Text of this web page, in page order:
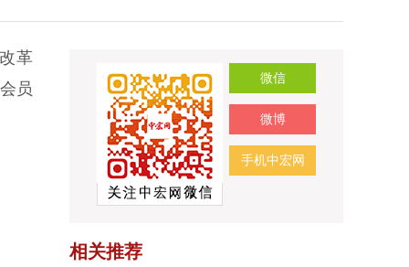
革
员
微信
微博
手机中宏网
相关推荐